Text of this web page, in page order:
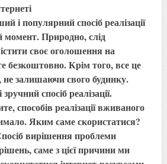
і популярний спосіб реалізації
момент. Природно, слід
своє оголошення на
безкоштовно. Крім того, все це
залишаючи свого будинку.
спосіб реалізації.
способів реалізації вживаного
Яким саме скористатися?
вирішення проблеми
саме з цієї причини ми